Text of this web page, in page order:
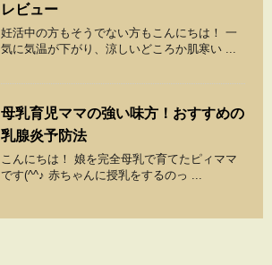
レビュー
妊活中の方もそうでない方もこんにちは！ 一
気に気温が下がり、涼しいどころか肌寒い ...
母乳育児ママの強い味方！おすすめの
乳腺炎予防法
こんにちは！ 娘を完全母乳で育てたピィママ
です(^^♪ 赤ちゃんに授乳をするのっ ...